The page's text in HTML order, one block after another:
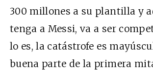
300 millones a su plantilla y
tenga a Messi, va a ser
lo es, la catástrofe es
buena parte de la primera